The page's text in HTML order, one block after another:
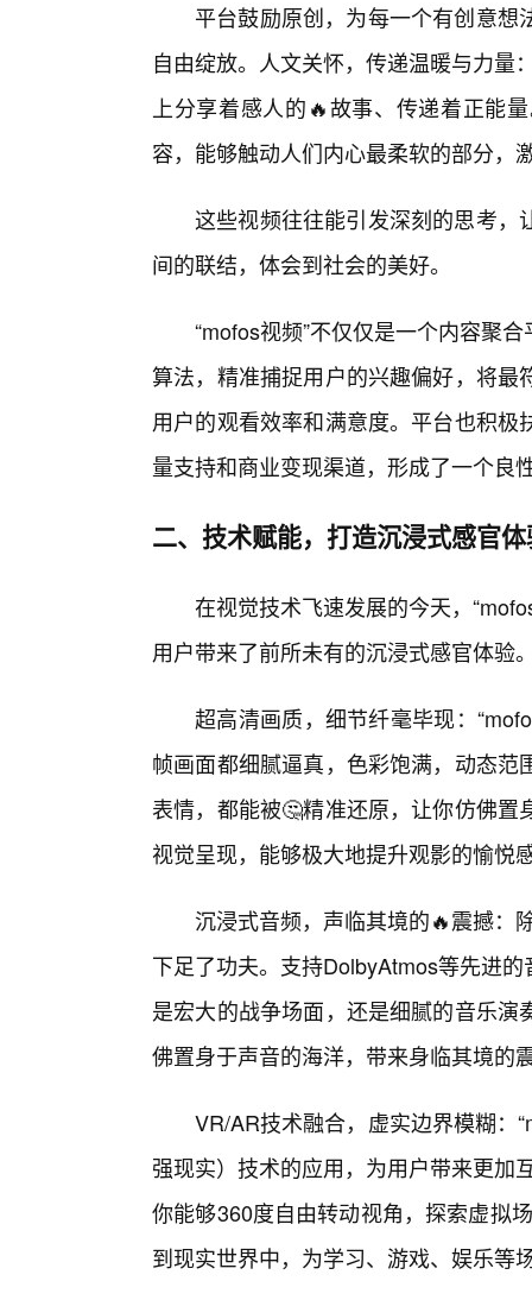
平台鼓励原创，为每一个有创意
自由绽放。人文关怀，传递温暖与力量
上分享着感人的🔥故事、传递着正能
容，能够触动人们内心最柔软的部分，
这些视频往往能引发深刻的思考，
间的联结，体会到社会的美好。
“mofos视频”不仅仅是一个内容聚
算法，精准捕捉用户的兴趣偏好，将
用户的观看效率和满意度。平台也积
量支持和商业变现渠道，形成了一个良
二、技术赋能，打造沉浸式感官
在视觉技术飞速发展的今天，
用户带来了前所未有的沉浸式感官体验
超高清画质，细节纤毫毕现：
帧画面都细腻逼真，色彩饱满，动态
表情，都能被🤔精准还原，让你仿佛
视觉呈现，能够极大地提升观影的愉悦
沉浸式音频，声临其境的🔥震撼：
下足了功夫。支持DolbyAtmos等先进
是宏大的战争场面，还是细腻的音乐
佛置身于声音的海洋，带来身临其境的
VR/AR技术融合，虚实边界模糊：
强现实）技术的应用，为用户带来更加
你能够360度自由转动视角，探索虚拟
到现实世界中，为学习、游戏、娱乐等